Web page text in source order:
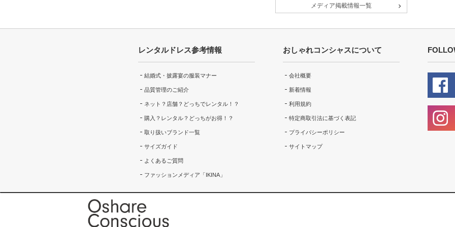
メディア掲載情報一覧
レンタルドレス参考情報
結婚式・披露宴の服装マナー
品質管理のご紹介
ネット？店舗？どっちでレンタル！？
購入？レンタル？どっちがお得！？
取り扱いブランド一覧
サイズガイド
よくあるご質問
ファッションメディア「IKINA」
おしゃれコンシャスについて
会社概要
新着情報
利用規約
特定商取引法に基づく表記
プライバシーポリシー
サイトマップ